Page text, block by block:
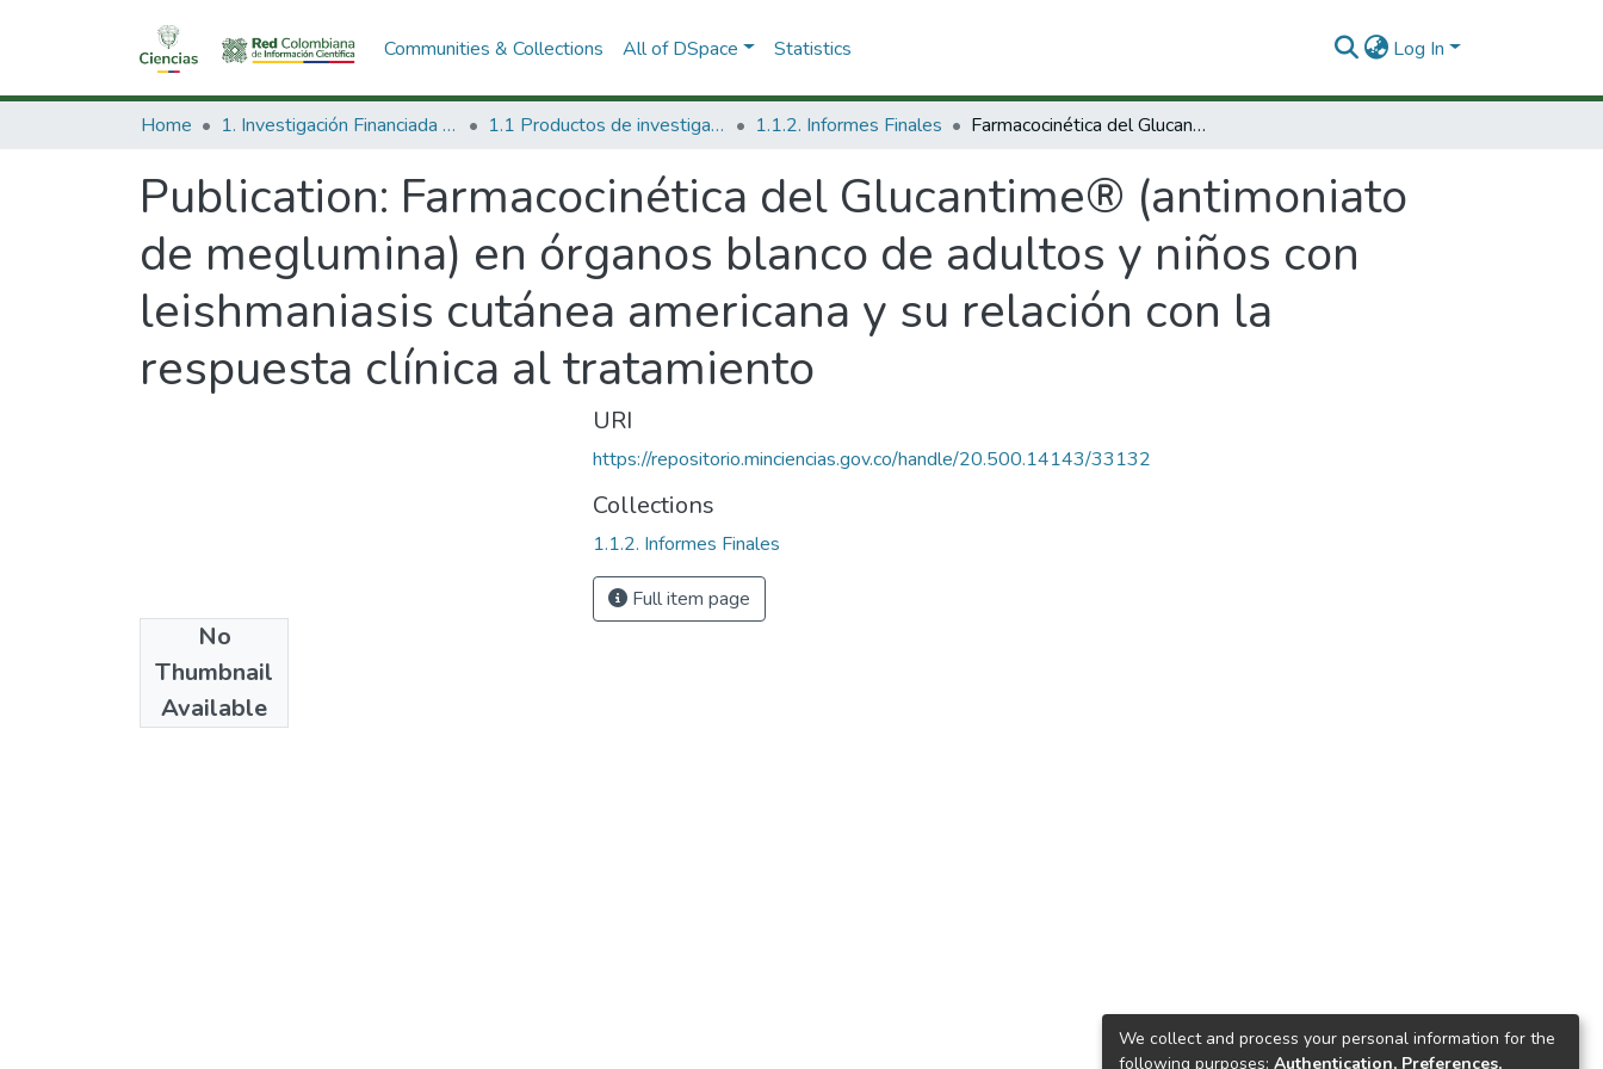
Communities & Collections All of DSpace Statistics Log In
Home 1. Investigación Financiada con Recursos Públicos 1.1 Productos de investigación 1.1.2. Informes Finales Farmacocinética del Glucantime® (antimoniato de meglumina) en órganos blanco de adultos y niños con leishmaniasis cutánea americana y su relación con la respuesta clínica al tratamiento
Publication: Farmacocinética del Glucantime® (antimoniato
de meglumina) en órganos blanco de adultos y niños con
leishmaniasis cutánea americana y su relación con la
respuesta clínica al tratamiento
No
Thumbnail
Available
2005
URI
https://repositorio.minciencias.gov.co/handle/20.500.14143/33132
Collections
1.1.2. Informes Finales
Full item page
We collect and process your personal information for the
following purposes: Authentication, Preferences,